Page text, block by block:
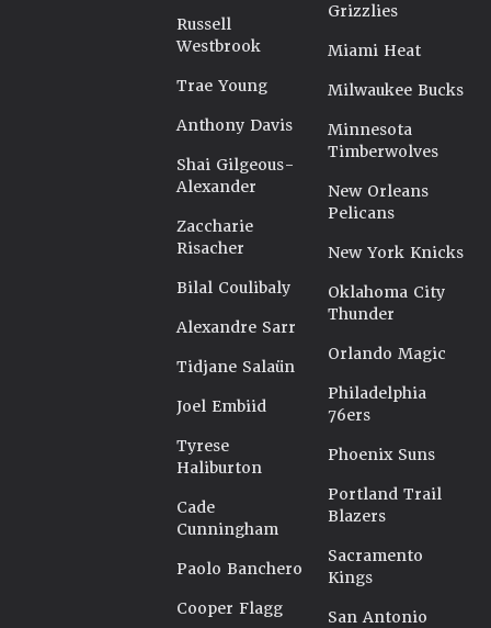
Russell
Westbrook
Trae Young
Anthony Davis
Shai Gilgeous-
Alexander
Zaccharie
Risacher
Bilal Coulibaly
Alexandre Sarr
Tidjane Salaün
Joel Embiid
Tyrese
Haliburton
Cade
Cunningham
Paolo Banchero
Cooper Flagg
Grizzlies
Miami Heat
Milwaukee Bucks
Minnesota
Timberwolves
New Orleans
Pelicans
New York Knicks
Oklahoma City
Thunder
Orlando Magic
Philadelphia
76ers
Phoenix Suns
Portland Trail
Blazers
Sacramento
Kings
San Antonio